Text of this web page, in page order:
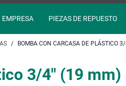
EMPRESA PIEZAS DE REPUESTO
BOMBA CON CARCASA DE PLÁSTICO
3/4" (19 mm)